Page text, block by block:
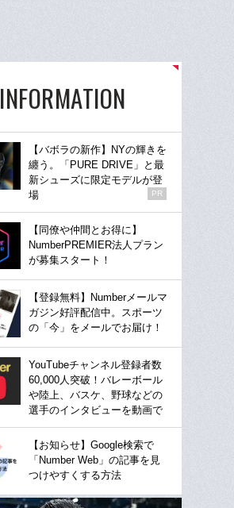
INFORMATION
【バボラの新作】NYの輝きを
纏う。「PURE DRIVE」と最
新シューズに限定モデルが登
場
PR
【同僚や仲間とお得に】
NumberPREMIER法人プラン
が募集スタート！
【登録無料】Numberメールマ
ガジン好評配信中。スポーツ
の「今」をメールでお届け！
YouTubeチャンネル登録者数
60,000人突破！バレーボール
や陸上、バスケ、野球などの
選手のインタビューを動画で
【お知らせ】Google検索で
「Number Web」の記事を見
つけやすくする方法